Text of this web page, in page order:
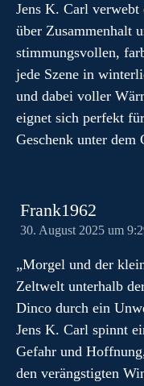
Jens K. Carl verwebt
über Zusammenhalt
stimmungsvollen,
jede Szene in
und dabei voller
eignet sich perfekt
Geschenk unter dem
Frank1962
30. August 2025 um
„Morgel und der
Zeltwelt unterhalb
Dinco durch ein
Jens K. Carl spinnt
Gefahr und
den verängstigten